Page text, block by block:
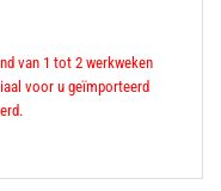
van 1 tot 2 werkweken
voor u geïmporteerd